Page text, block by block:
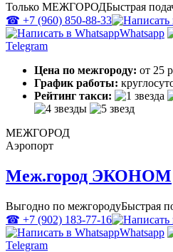
Только МЕЖГОРОДБыстрая
☎ +7 (960) 850-88-33
Whatsapp
Telegram
Цена по межгороду: от 25
График работы:
Рейтинг такси:
МЕЖГОРОД
Аэропорт
Меж.город ЭКОНОМ
Выгодно по межгородуБыстрая
☎ +7 (902) 183-77-16
Whatsapp
Telegram